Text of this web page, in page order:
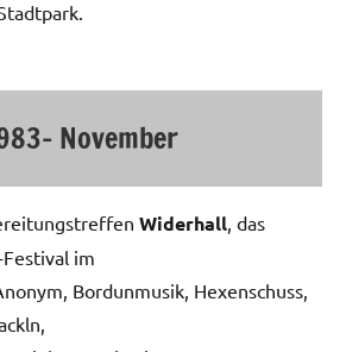
November
Widerhall , das
im
Bordunmusik, Hexenschuss,